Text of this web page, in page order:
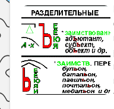
Праздники
Психология
Летом!
Поиск